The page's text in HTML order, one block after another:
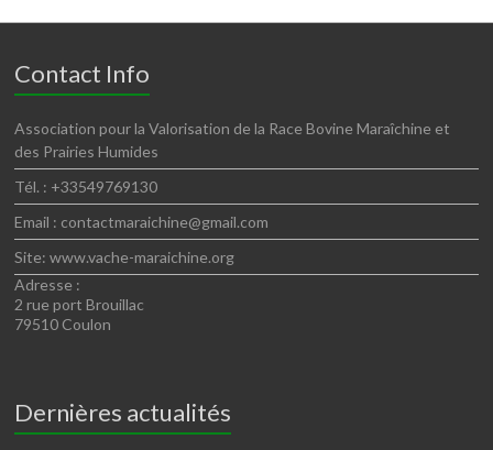
Contact Info
Association pour la Valorisation de la Race Bovine Maraîchine et
des Prairies Humides
Tél. : +33549769130
Email : contactmaraichine@gmail.com
Site: www.vache-maraichine.org
Adresse :
2 rue port Brouillac
79510 Coulon
Dernières actualités